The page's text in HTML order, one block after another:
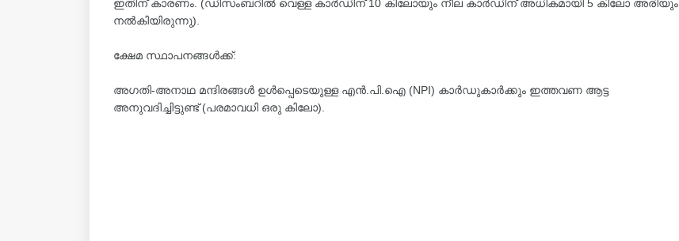
ഇതിന് കാരണം. (ഡിസംബറില്‍ വെള്ള കാർഡിന് 10 കിലോയും നീല കാർഡിന് അധികമായി 5 കിലോ അരിയും
നല്‍കിയിരുന്നു).
ക്ഷേമ സ്ഥാപനങ്ങള്‍ക്ക്:
അഗതി-അനാഥ മന്ദിരങ്ങള്‍ ഉള്‍പ്പെടെയുള്ള എൻ.പി.ഐ (NPI) കാർഡുകാർക്കും ഇത്തവണ ആട്ട
അനുവദിച്ചിട്ടുണ്ട് (പരമാവധി ഒരു കിലോ).